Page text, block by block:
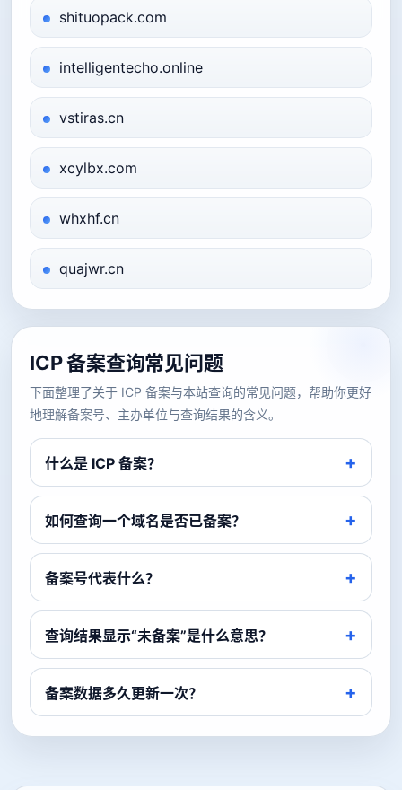
shituopack.com
intelligentecho.online
vstiras.cn
xcylbx.com
whxhf.cn
quajwr.cn
ICP 备案查询常见问题
下面整理了关于 ICP 备案与本站查询的常见问题，帮助你更好
地理解备案号、主办单位与查询结果的含义。
什么是 ICP 备案？
如何查询一个域名是否已备案？
备案号代表什么？
查询结果显示“未备案”是什么意思？
备案数据多久更新一次？